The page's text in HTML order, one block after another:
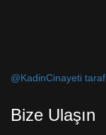
@KadinCinayeti
Bize Ulaşın